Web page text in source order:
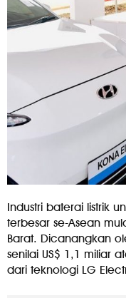
Industri baterai listrik
terbesar se-Asean
Barat. Dicanangkan
senilai US$ 1,1 miliar
dari teknologi LG